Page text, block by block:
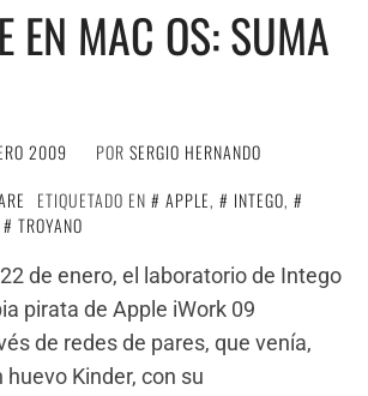
EN MAC OS: SUMA
2009 POR SERGIO HERNANDO
ETIQUETADO EN APPLE, INTEGO,
TROYANO
de enero, el laboratorio de Intego
pirata de Apple iWork 09
de redes de pares, que venía,
Kinder, con su